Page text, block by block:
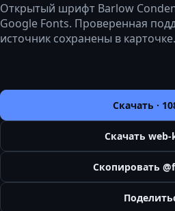
Открытый шрифт Barlow
Google Fonts. Проверенная
источник сохранены в карточке.
Скачать ·
Скачать web-
Скопировать